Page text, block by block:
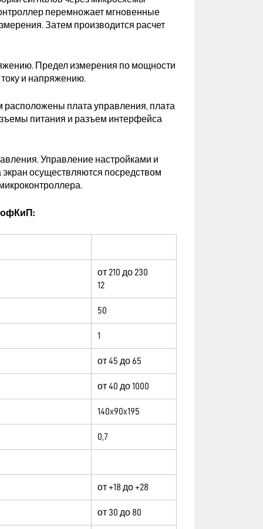
перемножает мгновенные
Затем производится расчет
Предел измерения по мощности
и напряжению.
расположены плата управления, плата
питания и разъем интерфейса
Управление настройками и
осуществляются посредством
от 210 до 230
12
50
1
от 45 до 65
от 40 до 1000
140x90x195
0,7
от +18 до +28
от 30 до 80